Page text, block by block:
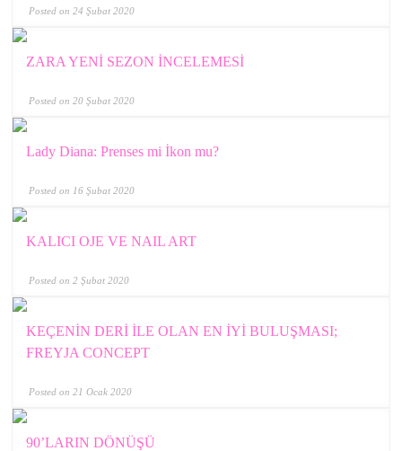
Posted on 24 Şubat 2020
ZARA YENİ SEZON İNCELEMESİ
Posted on 20 Şubat 2020
Lady Diana: Prenses mi İkon mu?
Posted on 16 Şubat 2020
KALICI OJE VE NAIL ART
Posted on 2 Şubat 2020
KEÇENİN DERİ İLE OLAN EN İYİ BULUŞMASI;
FREYJA CONCEPT
Posted on 21 Ocak 2020
90’LARIN DÖNÜŞÜ